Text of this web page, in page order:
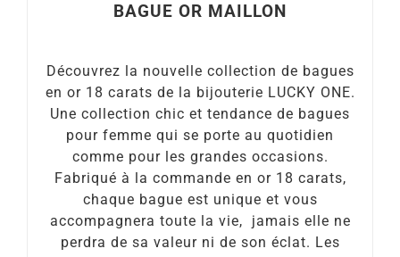
BAGUE OR MAILLON
Découvrez la nouvelle collection de bagues
en or 18 carats de la bijouterie LUCKY ONE.
Une collection chic et tendance de bagues
pour femme qui se porte au quotidien
comme pour les grandes occasions.
Fabriqué à la commande en or 18 carats,
chaque bague est unique et vous
accompagnera toute la vie, jamais elle ne
perdra de sa valeur ni de son éclat. Les